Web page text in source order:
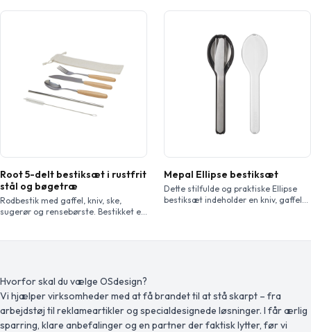
indeholder plast udvundet af
engangsplastikprodukter. Denne
madpakke indeholder to rum, ideel til
salater, frugt, snacks eller sandwich.
MIYO Renew tåler opvaskemaskine i
øverste hylde […]
vand, juice eller andre drikkevarer.
smukt ud på et spisebord eller
skrivebord. Fremstillet af glas af høj
kvalitet for at sikre klarhed og
holdbarhed.
Root 5-delt bestiksæt i rustfrit
stål og bøgetræ
Rodbestik med gaffel, kniv, ske,
sugerør og rensebørste. Bestikket er
Mepal Ellipse bestiksæt
Dette stilfulde og praktiske Ellipse
bestiksæt indeholder en kniv, gaffel
Hvorfor skal du vælge OSdesign?
Vi hjælper virksomheder med at få brandet til at stå skarpt – fra
arbejdstøj til reklameartikler og specialdesignede løsninger. I får ærlig
sparring, klare anbefalinger og en partner der faktisk lytter, før vi